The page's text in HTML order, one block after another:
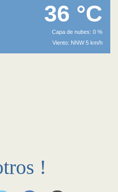
36 °C
Capa de nubes: 0 %
Viento: NNW 5 km/h
!